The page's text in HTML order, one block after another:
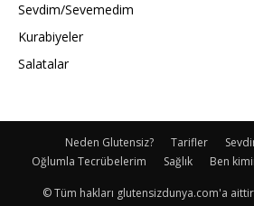
Sevdim/Sevemedim
Kurabiyeler
Salatalar
Neden Glutensiz? Tarifler
Oğlumla Tecrübelerim
Sağlık Ben
© Tüm hakları glutensizdunya.com'a